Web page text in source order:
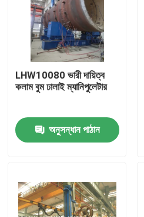
বাড়ি
আমাদের সম্পর্কে
LHW10080 ভারী দায়িত্ব
কলাম বুম ঢালাই ম্যানিপুলেটার
অনুসন্ধান পাঠান